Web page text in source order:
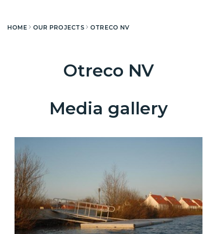
HOME OUR PROJECTS OTRECO NV
Otreco NV
Media gallery